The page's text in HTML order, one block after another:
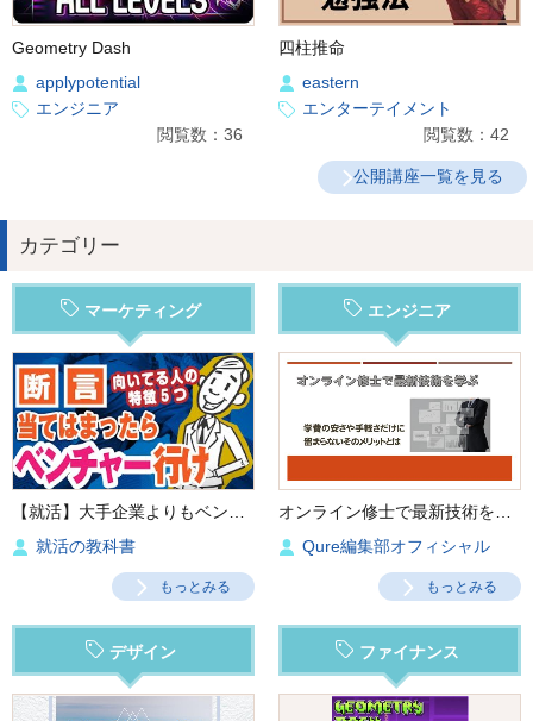
Geometry Dash
applypotential
エンジニア
閲覧数：36
四柱推命
eastern
エンターテイメント
閲覧数：42
公開講座一覧を見る
カテゴリー
マーケティング
【就活】大手企業よりもベンチャー企業に向いている人の特徴５つ‼︎
就活の教科書
もっとみる
エンジニア
オンライン修士で最新技術を学ぶ
Qure編集部オフィシャル
もっとみる
デザイン ファイナンス